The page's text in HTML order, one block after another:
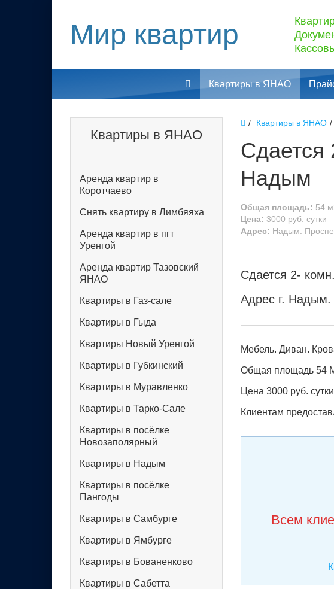
Мир квартир
Квартиры в ЯНАО
Квартиры в ЯНАО
Сдается
Надым
Общая площадь: 54
Цена: 3000 руб. сутки
Адрес: Надым.
Сдается 2-
Адрес г. Надым.
Мебель. Диван.
Общая площадь 54
Цена 3000 руб. сутки
Клиентам
Всем
Квартиры в ЯНАО
Аренда квартир в
Коротчаево
Снять квартиру в Лимбяяха
Аренда квартир в пгт
Уренгой
Аренда квартир Тазовский
ЯНАО
Квартиры в Газ-сале
Квартиры в Гыда
Квартиры Новый Уренгой
Квартиры в Губкинский
Квартиры в Муравленко
Квартиры в Тарко-Сале
Квартиры в посёлке
Новозаполярный
Квартиры в Надым
Квартиры в посёлке
Пангоды
Квартиры в Самбурге
Квартиры в Ямбурге
Квартиры в Бованенково
Квартиры в Сабетта